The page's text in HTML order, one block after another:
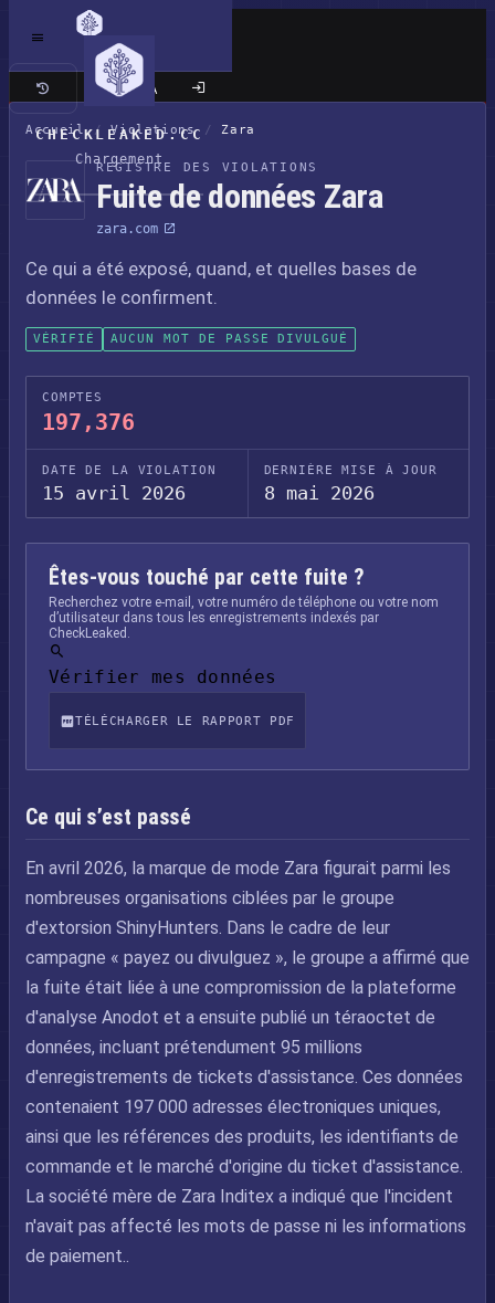
CHECKLEAKED.CC
Chargement
Site classique
Accueil / Violations / Zara
REGISTRE DES VIOLATIONS
Fuite de données Zara
zara.com
Ce qui a été exposé, quand, et quelles bases de
données le confirment.
VÉRIFIÉ AUCUN MOT DE PASSE DIVULGUÉ
COMPTES
197,376
DATE DE LA VIOLATION
15 avril 2026
DERNIÈRE MISE À JOUR
8 mai 2026
Êtes-vous touché par cette fuite ?
Recherchez votre e-mail, votre numéro de téléphone ou votre nom
d’utilisateur dans tous les enregistrements indexés par
CheckLeaked.
Vérifier mes données
TÉLÉCHARGER LE RAPPORT PDF
Ce qui s’est passé
En avril 2026, la marque de mode Zara figurait parmi les
nombreuses organisations ciblées par le groupe
d'extorsion ShinyHunters. Dans le cadre de leur
campagne « payez ou divulguez », le groupe a affirmé que
la fuite était liée à une compromission de la plateforme
d'analyse Anodot et a ensuite publié un téraoctet de
données, incluant prétendument 95 millions
d'enregistrements de tickets d'assistance. Ces données
contenaient 197 000 adresses électroniques uniques,
ainsi que les références des produits, les identifiants de
commande et le marché d'origine du ticket d'assistance.
La société mère de Zara Inditex a indiqué que l'incident
n'avait pas affecté les mots de passe ni les informations
de paiement..